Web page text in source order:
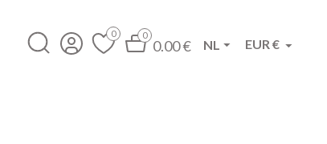
0 0
0.00 € NL  EUR € 